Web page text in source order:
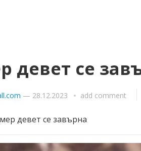
девет се
— 28.12.2023 add comment
девет се завърна